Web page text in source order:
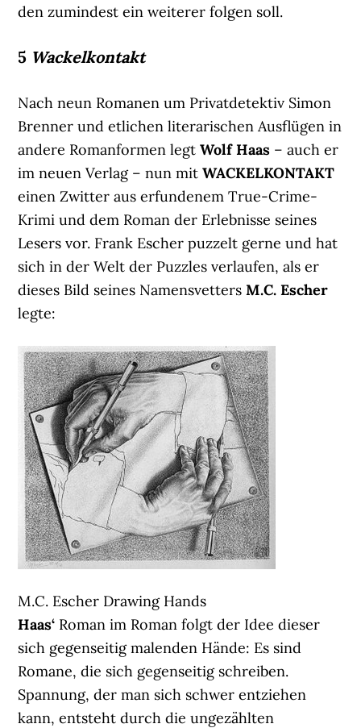
den zumindest ein weiterer folgen soll.
5 Wackelkontakt
Nach neun Romanen um Privatdetektiv Simon
Brenner und etlichen literarischen Ausflügen in
andere Romanformen legtWolf Haas – auch er
im neuen Verlag – nun mitWACKELKONTAKT
einen Zwitter aus erfundenem True-Crime-
Krimi und dem Roman der Erlebnisse seines
Lesers vor. Frank Escher puzzelt gerne und hat
sich in der Welt der Puzzles verlaufen, als er
dieses Bild seines NamensvettersM.C. Escher
legte:
M.C. Escher Drawing Hands
Haas‘ Roman im Roman folgt der Idee dieser
sich gegenseitig malenden Hände: Es sind
Romane, die sich gegenseitig schreiben.
Spannung, der man sich schwer entziehen
kann, entsteht durch die ungezählten